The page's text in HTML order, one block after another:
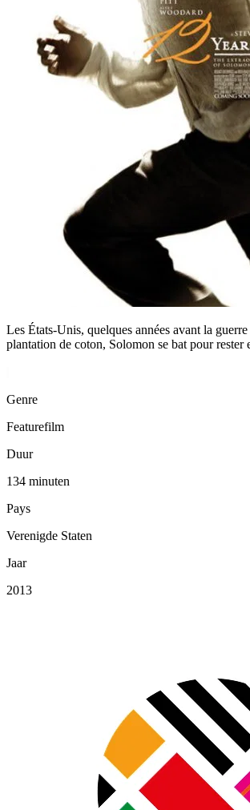
Les États-Unis, quelques années avant la
plantation de coton, Solomon se bat pour
Genre
Featurefilm
Duur
134 minuten
Pays
Verenigde Staten
Jaar
2013